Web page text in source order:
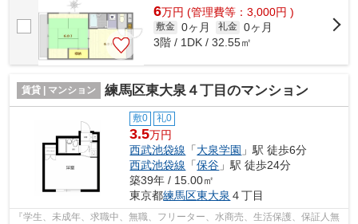
6万円 (管理費等：3,000円 )
敷金 0ヶ月 礼金 0ヶ月
3階 / 1DK / 32.55㎡
賃貸 | マンション 練馬区東大泉４丁目のマンション
敷0 礼0
3.5万円
西武池袋線 「大泉学園 」駅 徒歩6分
西武池袋線 「保谷 」駅 徒歩24分
築39年 / 15.00㎡
東京都練馬区東大泉 ４丁目
『学生、未成年、求職中、無職、フリーター、水商売、生活保護、保証人無